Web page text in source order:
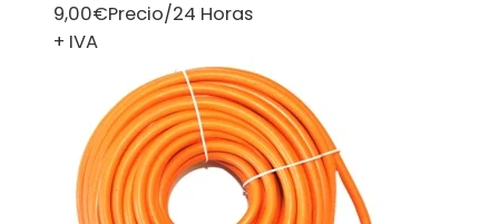
9,00€Precio/24 Horas
+ IVA